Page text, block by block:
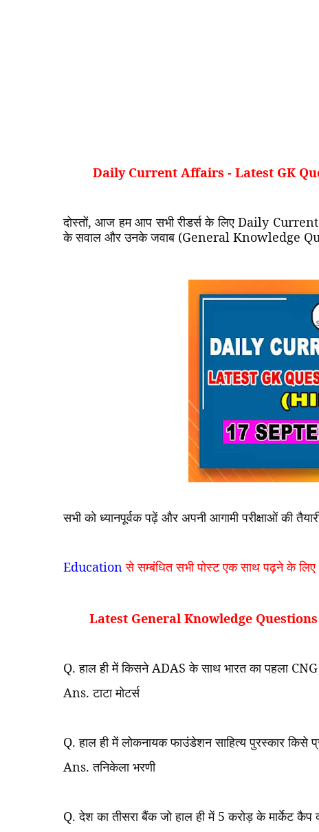
Daily Current Affairs - Latest GK
दोस्तों,आज हम आप सभी रीडर्स के लिए Daily
के सवाल और उनके जवाब (General Knowledge
सभी को ध्यानपूर्वक पढ़ें और अपनी आगामी परीक्षाओं की
Education से सम्बंधित सभी पोस्ट एक साथ पढ़ने के
Latest General Knowledge
Q.हाल ही में किसनेADASके साथ भारत का पहला
Ans. टाटा मोटर्स
Q.हाल ही में लोकनायक फाउंडेशन साहित्य पुरस्कार किसे
Ans.तनिकेला भरणी
Q.देश का तीसरा बैंक जो हाल ही में 5 करोड़ के मार्केट कैप